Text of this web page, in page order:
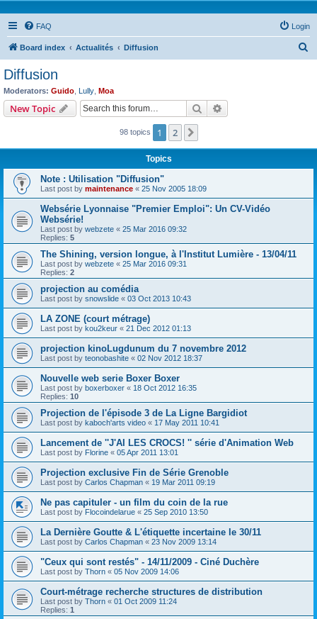
FAQ Login
Board index Actualités Diffusion
Diffusion
Moderators: Guido Lully Moa
New Topic Search
98 topics 1 2
Topics
Note : Utilisation "Diffusion"
Last post by maintenance « 25 Nov 2005 18:09
Websérie Lyonnaise "Premier Emploi": Un CV-Vidéo
Websérie!
Last post by webzete « 25 Mar 2016 09:32
Replies: 5
The Shining, version longue, à l'Institut Lumière - 13/04/11
Last post by webzete « 25 Mar 2016 09:31
Replies: 2
projection au comédia
Last post by snowslide « 03 Oct 2013 10:43
LA ZONE (court métrage)
Last post by kou2keur « 21 Dec 2012 01:13
projection kinoLugdunum du 7 novembre 2012
Last post by teonobashite « 02 Nov 2012 18:37
Nouvelle web serie Boxer Boxer
Last post by boxerboxer « 18 Oct 2012 16:35
Replies: 10
Projection de l'épisode 3 de La Ligne Bargidiot
Last post by kaboch'arts video « 17 May 2011 10:41
Lancement de ''J'AI LES CROCS! '' série d'Animation Web
Last post by Florine « 05 Apr 2011 13:01
Projection exclusive Fin de Série Grenoble
Last post by Carlos Chapman « 19 Mar 2011 09:19
Ne pas capituler - un film du coin de la rue
Last post by Flocoindelarue « 25 Sep 2010 13:50
La Dernière Goutte & L'étiquette incertaine le 30/11
Last post by Carlos Chapman « 23 Nov 2009 13:14
"Ceux qui sont restés" - 14/11/2009 - Ciné Duchère
Last post by Thorn « 05 Nov 2009 14:06
Court-métrage recherche structures de distribution
Last post by Thorn « 01 Oct 2009 11:24
Replies: 1